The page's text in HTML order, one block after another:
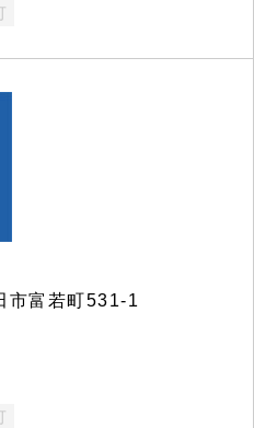
富若町531-1